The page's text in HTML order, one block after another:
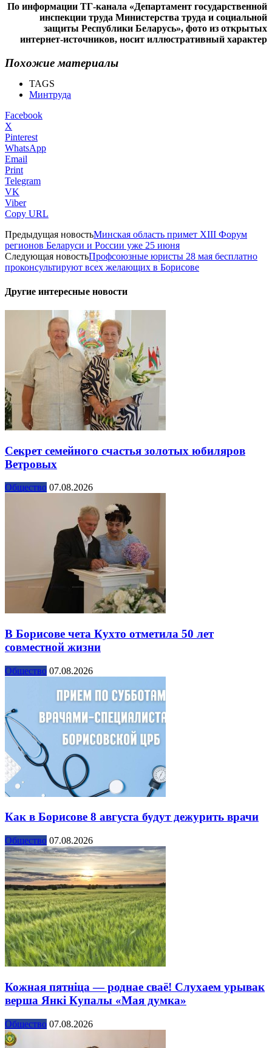
По информации ТГ-канала «Департамент государственной
инспекции труда Министерства труда и социальной
защиты Республики Беларусь», фото из открытых
интернет-источников, носит иллюстративный характер
Похожие материалы
TAGS
Минтруда
Facebook
X
Pinterest
WhatsApp
Email
Print
Telegram
VK
Viber
Copy URL
Предыдущая новостьМинская область примет XIII Форум
регионов Беларуси и России уже 25 июня
Следующая новостьПрофсоюзные юристы 28 мая бесплатно
проконсультируют всех желающих в Борисове
Другие интересные новости
Секрет семейного счастья золотых юбиляров
Ветровых
Общество 07.08.2026
В Борисове чета Кухто отметила 50 лет
совместной жизни
Общество 07.08.2026
Как в Борисове 8 августа будут дежурить врачи
Общество 07.08.2026
Кожная пятніца — роднае сваё! Слухаем урывак
верша Янкі Купалы «Мая думка»
Общество 07.08.2026